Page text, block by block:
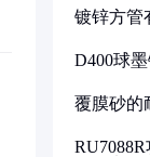
镀锌方管
D400球
覆膜砂的